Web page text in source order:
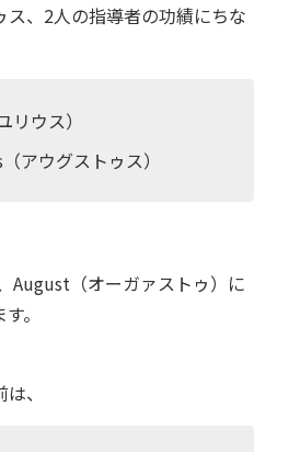
ス、2人の指導者の功績にちな
ウス）
アウグストゥス）
August（オーガァストゥ）に
。
、